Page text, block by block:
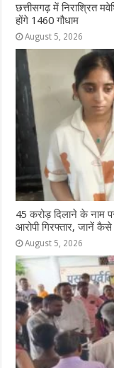
छत्तीसगढ़ में निराश्रित
होंगे 1460 गौधाम
August 5, 2026
45 करोड़ दिलाने के नाम
आरोपी गिरफ्तार, जानें
August 5, 2026